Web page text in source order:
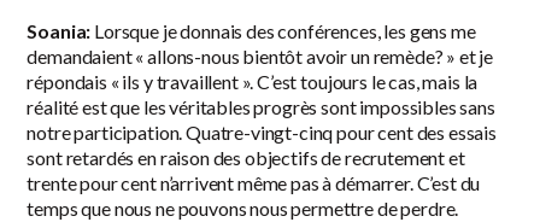
Soania: Lorsque je donnais des conférences, les gens me
demandaient « allons-nous bientôt avoir un remède? » et je
répondais « ils y travaillent ». C’est toujours le cas, mais la
réalité est que les véritables progrès sont impossibles sans
notre participation. Quatre-vingt-cinq pour cent des essais
sont retardés en raison des objectifs de recrutement et
trente pour cent n’arrivent même pas à démarrer. C’est du
temps que nous ne pouvons nous permettre de perdre.